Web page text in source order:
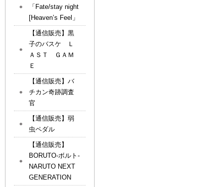
「Fate/stay night
[Heaven’s Feel」
【通信販売】黒
子のバスケ Ｌ
ＡＳＴ ＧＡＭ
Ｅ
【通信販売】バ
チカン奇跡調査
官
【通信販売】弱
虫ペダル
【通信販売】
BORUTO-ボルト-
NARUTO NEXT
GENERATION